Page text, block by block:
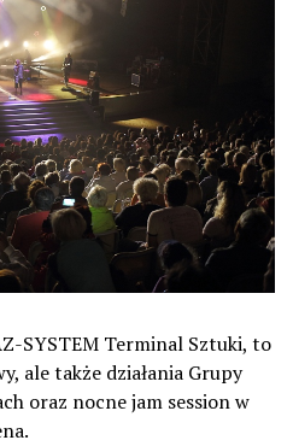
SYSTEM Terminal Sztuki, to
ale także działania Grupy
oraz nocne jam session w